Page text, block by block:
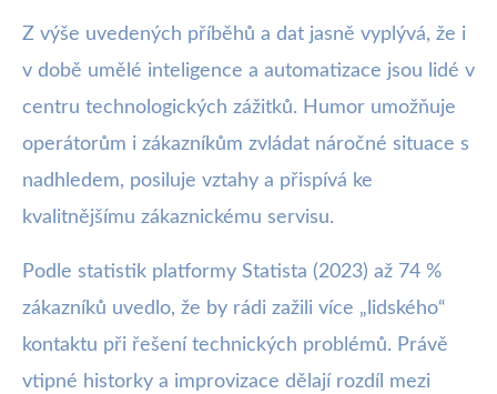
Z výše uvedených příběhů a dat jasně vyplývá, že i
v době umělé inteligence a automatizace jsou lidé v
centru technologických zážitků. Humor umožňuje
operátorům i zákazníkům zvládat náročné situace s
nadhledem, posiluje vztahy a přispívá ke
kvalitnějšímu zákaznickému servisu.
Podle statistik platformy Statista (2023) až 74 %
zákazníků uvedlo, že by rádi zažili více „lidského“
kontaktu při řešení technických problémů. Právě
vtipné historky a improvizace dělají rozdíl mezi